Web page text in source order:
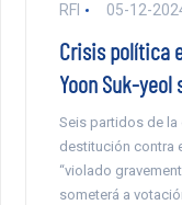
RFI 05-12-
Crisis política
Yoon Suk-
Seis partidos de
destitución contra
“violado
someterá a